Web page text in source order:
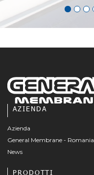
AZIENDA
Azienda
General Membrane - Romania
News
PRODOTTI